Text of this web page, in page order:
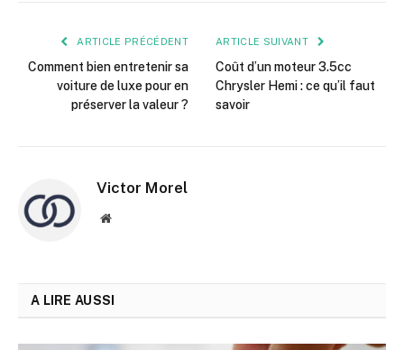
ARTICLE PRÉCÉDENT
Comment bien entretenir sa
voiture de luxe pour en
préserver la valeur ?
ARTICLE SUIVANT
Coût d’un moteur 3.5cc
Chrysler Hemi : ce qu’il faut
savoir
Victor Morel
Site
A LIRE AUSSI